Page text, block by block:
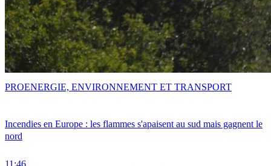
Incendies en Europe : les flammes s'apaisent au sud mais gagnent le
nord
11:46
PROENERGIE, ENVIRONNEMENT ET TRANSPORT